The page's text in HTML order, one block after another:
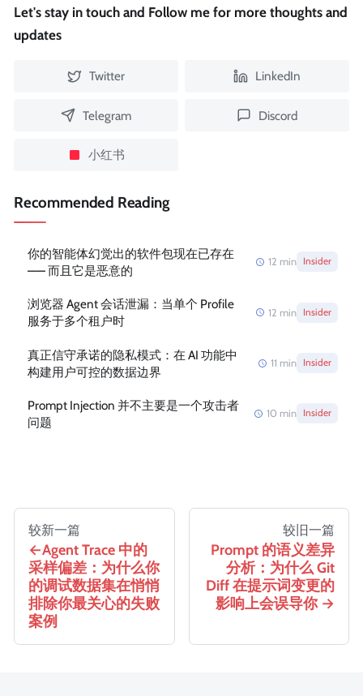
Let's stay in touch and Follow me for more thoughts and
updates
Twitter LinkedIn
Telegram Discord
小红书
Recommended Reading
你的智能体幻觉出的软件包现在已存在
—— 而且它是恶意的
12 min Insider
浏览器 Agent 会话泄漏：当单个 Profile
服务于多个租户时
12 min Insider
真正信守承诺的隐私模式：在 AI 功能中
构建用户可控的数据边界
11 min Insider
Prompt Injection 并不主要是一个攻击者
问题
10 min Insider
较新一篇
Agent Trace 中的
采样偏差：为什么你
的调试数据集在悄悄
排除你最关心的失败
案例
较旧一篇
Prompt 的语义差异
分析：为什么 Git
Diff 在提示词变更的
影响上会误导你